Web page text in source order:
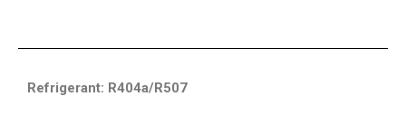
Refrigerant: R404a/R507